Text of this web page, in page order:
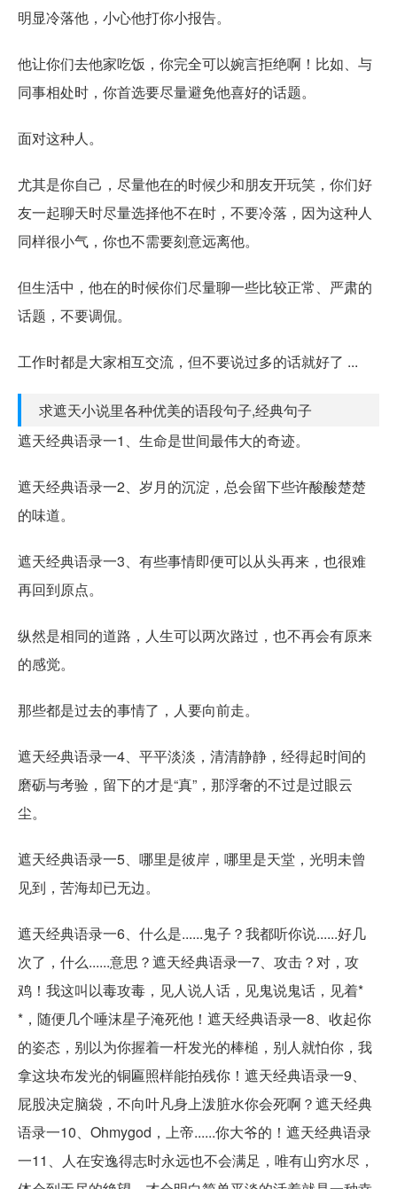
明显冷落他，小心他打你小报告。
他让你们去他家吃饭，你完全可以婉言拒绝啊！比如、与
同事相处时，你首选要尽量避免他喜好的话题。
面对这种人。
尤其是你自己，尽量他在的时候少和朋友开玩笑，你们好
友一起聊天时尽量选择他不在时，不要冷落，因为这种人
同样很小气，你也不需要刻意远离他。
但生活中，他在的时候你们尽量聊一些比较正常、严肃的
话题，不要调侃。
工作时都是大家相互交流，但不要说过多的话就好了 ...
求遮天小说里各种优美的语段句子,经典句子
遮天经典语录一1、生命是世间最伟大的奇迹。
遮天经典语录一2、岁月的沉淀，总会留下些许酸酸楚楚
的味道。
遮天经典语录一3、有些事情即便可以从头再来，也很难
再回到原点。
纵然是相同的道路，人生可以两次路过，也不再会有原来
的感觉。
那些都是过去的事情了，人要向前走。
遮天经典语录一4、平平淡淡，清清静静，经得起时间的
磨砺与考验，留下的才是“真”，那浮奢的不过是过眼云
尘。
遮天经典语录一5、哪里是彼岸，哪里是天堂，光明未曾
见到，苦海却已无边。
遮天经典语录一6、什么是......鬼子？我都听你说......好几
次了，什么......意思？遮天经典语录一7、攻击？对，攻
鸡！我这叫以毒攻毒，见人说人话，见鬼说鬼话，见着*
*，随便几个唾沫星子淹死他！遮天经典语录一8、收起你
的姿态，别以为你握着一杆发光的棒槌，别人就怕你，我
拿这块布发光的铜匾照样能拍残你！遮天经典语录一9、
屁股决定脑袋，不向叶凡身上泼脏水你会死啊？遮天经典
语录一10、Ohmygod，上帝......你大爷的！遮天经典语录
一11、人在安逸得志时永远也不会满足，唯有山穷水尽，